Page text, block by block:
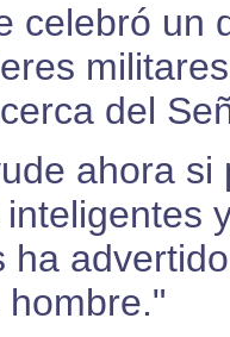
celebró un
del
ahora
ha